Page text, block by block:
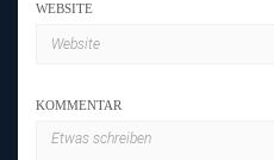
WEBSITE
KOMMENTAR